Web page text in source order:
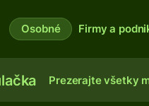
Osobné Firmy a
Prezerajte všetky